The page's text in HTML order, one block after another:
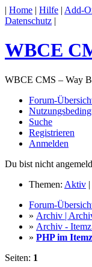
| Home | Hilfe | Add-
Datenschutz |
WBCE
WBCE CMS – Way
Forum-
Suche
Registrieren
Anmelden
Du bist nicht
Themen: Aktiv |
Forum-
» Archiv |
» Archiv -
» PHP im
Seiten: 1